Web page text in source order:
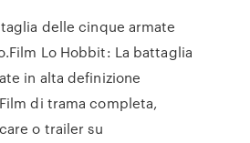
delle cinque armate
Lo Hobbit: La battaglia
in alta definizione
di trama completa,
o trailer su